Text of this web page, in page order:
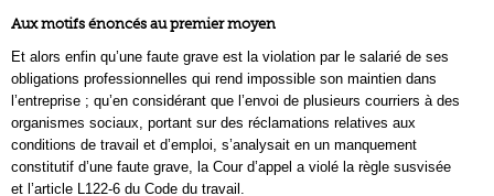
Aux motifs énoncés au premier moyen
Et alors enfin qu’une faute grave est la violation par le salarié de ses
obligations professionnelles qui rend impossible son maintien dans
l’entreprise ; qu’en considérant que l’envoi de plusieurs courriers à des
organismes sociaux, portant sur des réclamations relatives aux
conditions de travail et d’emploi, s’analysait en un manquement
constitutif d’une faute grave, la Cour d’appel a violé la règle susvisée
et l’article L122-6 du Code du travail.